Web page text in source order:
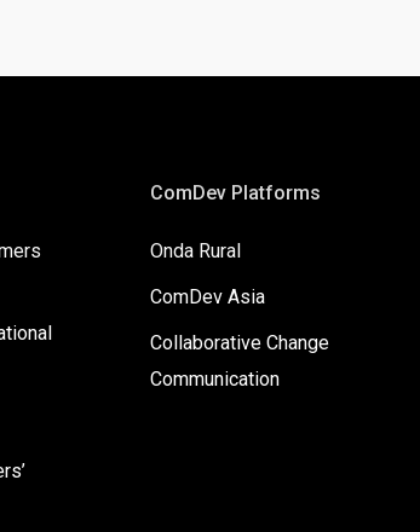
ComDev Platforms
Onda Rural
ComDev Asia
Collaborative Change
Communication